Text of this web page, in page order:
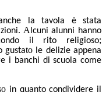
la tavola è stata
Alcuni alunni hanno
il rito religioso;
gustatole delizie appena
i banchi di scuola come
o in quanto condividere il